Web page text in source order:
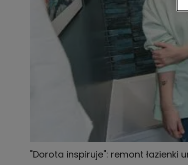
"Dorota inspiruje": remont łazienki